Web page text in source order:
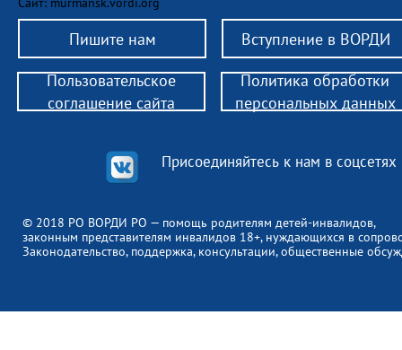
Пишите нам Вступление в ВОРДИ
© 2018 РО ВОРДИ РО — помощь родителям детей-инвалидов,
законным представителям инвалидов 18+, нуждающихся в
Законодательство, поддержка, консультации, общественные
Присоединяйтесь к нам в соцсетях
Пользовательское
соглашение сайта
Политика обработки
персональных данных